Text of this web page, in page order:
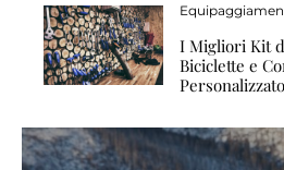
I Migliori Kit
Biciclette e
Personalizzato